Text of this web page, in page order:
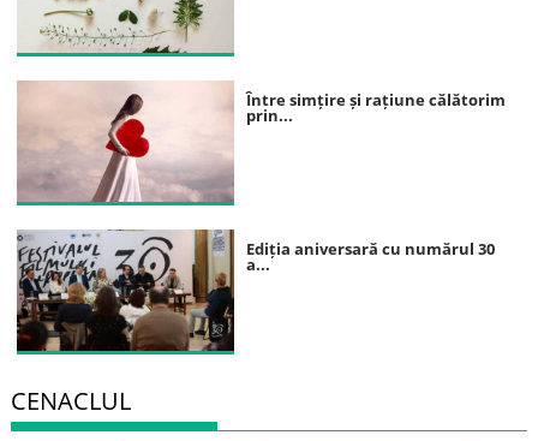
Între simțire și rațiune călătorim
prin...
Ediția aniversară cu numărul 30
a...
CENACLUL